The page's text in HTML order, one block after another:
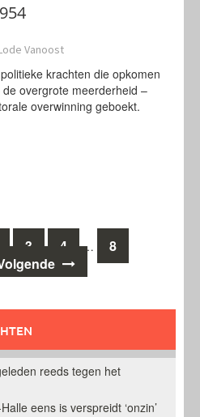
Vanoost
krachten die opkomen
overgrote meerderheid –
overwinning geboekt.
3 4 …
8
reeds tegen het
eens is verspreidt ‘onzin’